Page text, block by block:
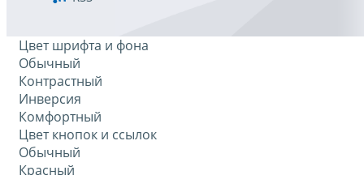
Цвет шрифта и фона
Обычный
Контрастный
Инверсия
Комфортный
Цвет кнопок и ссылок
Обычный
Красный